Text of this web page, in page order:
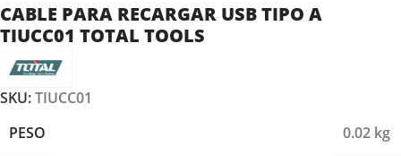
CABLE PARA RECARGAR USB TIPO A
TIUCC01 TOTAL TOOLS
SKU:TIUCC01
PESO
0.02 kg